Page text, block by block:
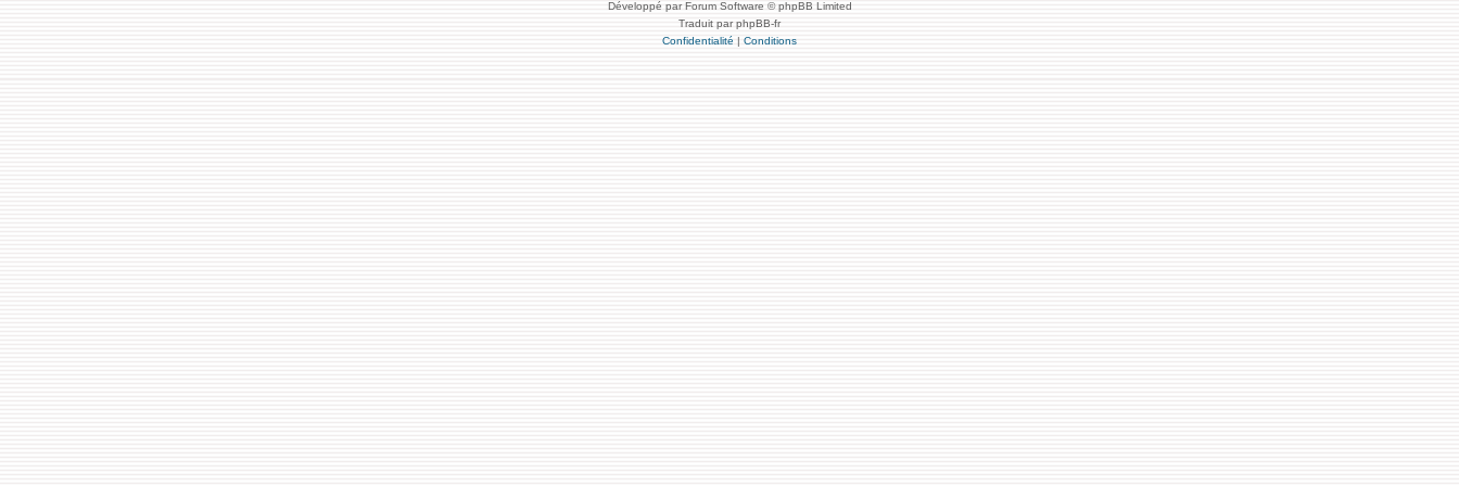
Développé par Forum Software © phpBB Limited
Traduit par phpBB-fr
Confidentialité | Conditions